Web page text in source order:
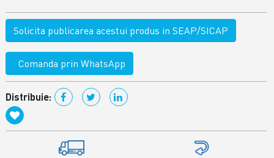
Solicita publicarea acestui produs in SEAP/SICAP
Comanda prin WhatsApp
Distribuie: